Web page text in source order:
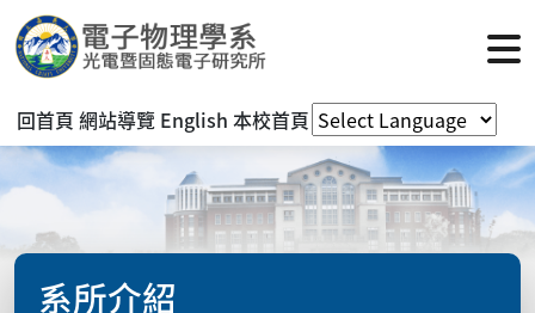
回首頁 網站導覽 English 本校首頁
系所介紹